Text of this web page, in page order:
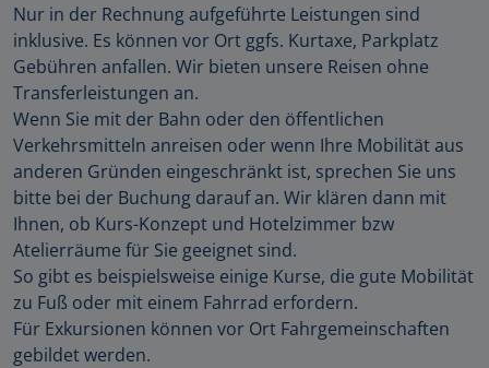
Nur in der Rechnung aufgeführte Leistungen sind
inklusive. Es können vor Ort ggfs. Kurtaxe, Parkplatz
Gebühren anfallen. Wir bieten unsere Reisen ohne
Transferleistungen an.
Wenn Sie mit der Bahn oder den öffentlichen
Verkehrsmitteln anreisen oder wenn Ihre Mobilität aus
anderen Gründen eingeschränkt ist, sprechen Sie uns
bitte bei der Buchung darauf an. Wir klären dann mit
Ihnen, ob Kurs-Konzept und Hotelzimmer bzw
Atelierräume für Sie geeignet sind.
So gibt es beispielsweise einige Kurse, die gute Mobilität
zu Fuß oder mit einem Fahrrad erfordern.
Für Exkursionen können vor Ort Fahrgemeinschaften
gebildet werden.